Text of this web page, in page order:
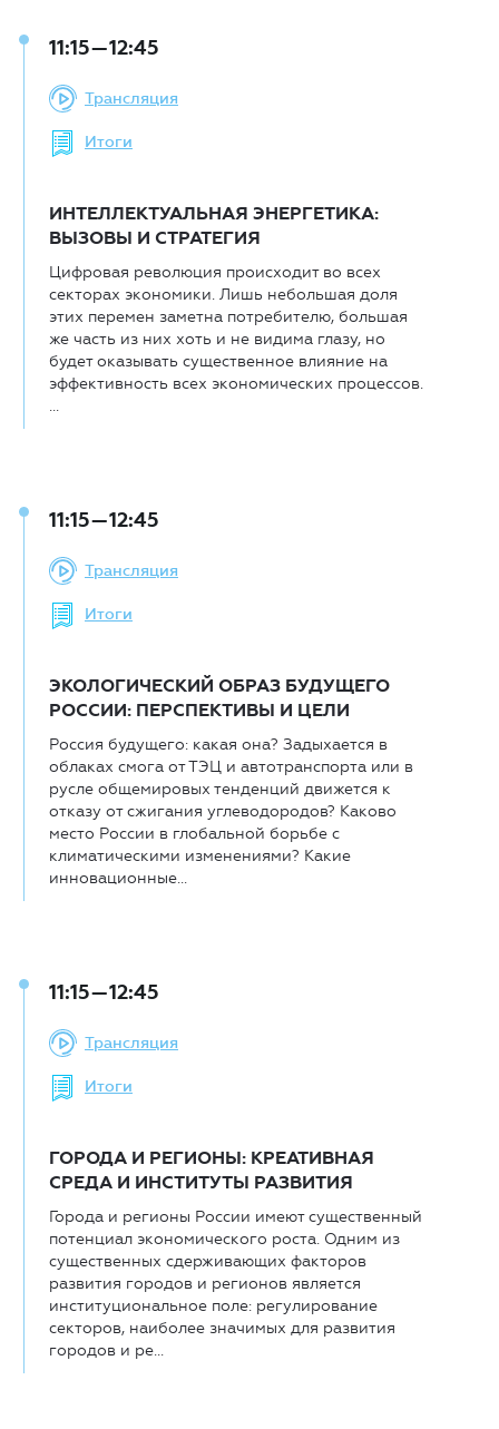
11:15—12:45
Трансляция
Итоги
ИНТЕЛЛЕКТУАЛЬНАЯ ЭНЕРГЕТИКА:
ВЫЗОВЫ И СТРАТЕГИЯ
Цифровая революция происходит во всех
секторах экономики. Лишь небольшая доля
этих перемен заметна потребителю, большая
же часть из них хоть и не видима глазу, но
будет оказывать существенное влияние на
эффективность всех экономических процессов.
...
11:15—12:45
Трансляция
Итоги
ЭКОЛОГИЧЕСКИЙ ОБРАЗ БУДУЩЕГО
РОССИИ: ПЕРСПЕКТИВЫ И ЦЕЛИ
Россия будущего: какая она? Задыхается в
облаках смога от ТЭЦ и автотранспорта или в
русле общемировых тенденций движется к
отказу от сжигания углеводородов? Каково
место России в глобальной борьбе с
климатическими изменениями? Какие
инновационные...
11:15—12:45
Трансляция
Итоги
ГОРОДА И РЕГИОНЫ: КРЕАТИВНАЯ
СРЕДА И ИНСТИТУТЫ РАЗВИТИЯ
Города и регионы России имеют существенный
потенциал экономического роста. Одним из
существенных сдерживающих факторов
развития городов и регионов является
институциональное поле: регулирование
секторов, наиболее значимых для развития
городов и ре...